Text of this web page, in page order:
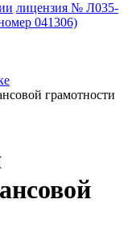
лицензия № Л035-
041306)
грамотности